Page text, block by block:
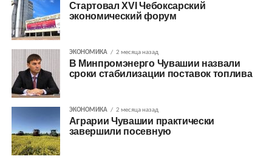
Стартовал XVI Чебоксарский
экономический форум
ЭКОНОМИКА 2 месяца назад
В Минпромэнерго Чувашии назвали
сроки стабилизации поставок топлива
ЭКОНОМИКА 2 месяца назад
Аграрии Чувашии практически
завершили посевную